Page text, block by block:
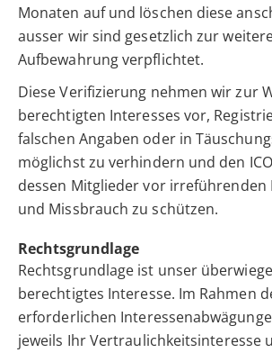
Monaten auf und löschen diese
ausser wir sind gesetzlich zur
Aufbewahrung verpflichtet.
Diese Verifizierung nehmen wir zur
berechtigten Interesses vor,
falschen Angaben oder in
möglichst zu verhindern und den
dessen Mitglieder vor
und Missbrauch zu schützen.
Rechtsgrundlage
Rechtsgrundlage ist unser
berechtigtes Interesse. Im Rahmen
erforderlichen
jeweils Ihr Vertraulichkeitsinteresse